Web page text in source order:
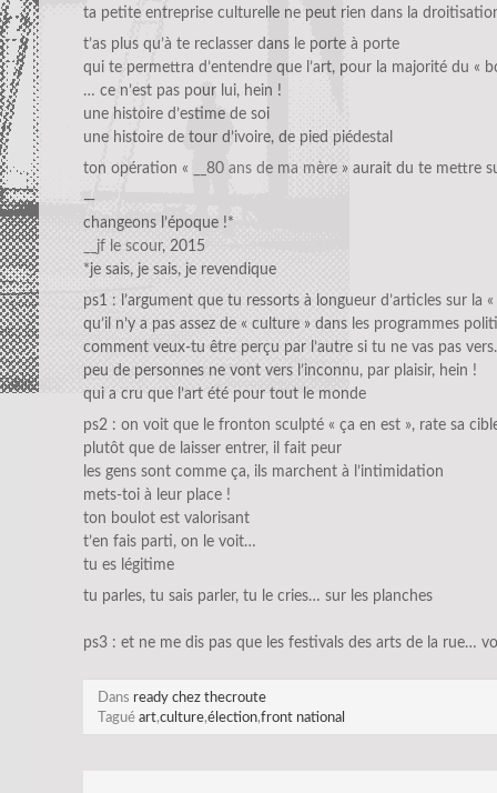
ta petite entreprise culturelle ne peut rien dans la
t’as plus qu’à te reclasser dans le porte à porte
qui te permettra d’entendre que l’art, pour la majorité du «
… ce n’est pas pour lui, hein !
une histoire d’estime de soi
une histoire de tour d’ivoire, de pied piédestal
ton opération «
__80 ans de ma mère » aurait du te mettre
—
changeons l’époque !*
__jf le scour, 2015
*je sais, je sais, je revendique
ps1 : l’argument que tu ressorts à longueur d’articles sur la «
qu’il n’y a pas assez de « culture » dans les programmes
comment veux-tu être perçu par l’autre si tu ne vas pas
peu de personnes ne vont vers l’inconnu, par plaisir, hein !
qui a cru que l’art été pour tout le monde
ps2 : on voit que le fronton sculpté « ça en est », rate sa
plutôt que de laisser entrer, il fait peur
les gens sont comme ça, ils marchent à l’intimidation
mets-toi à leur place !
ton boulot est valorisant
t’en fais parti, on le voit…
tu es légitime
tu parles, tu sais parler, tu le cries… sur les planches
ps3 : et ne me dis pas que les festivals des arts de la rue…
Dans ready chez thecroute
Tagué art,culture,élection,front national